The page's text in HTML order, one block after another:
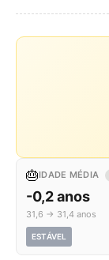
🎂IDADE MÉDIA
-0,2 anos
31,6 → 31,4 anos
ESTÁVEL